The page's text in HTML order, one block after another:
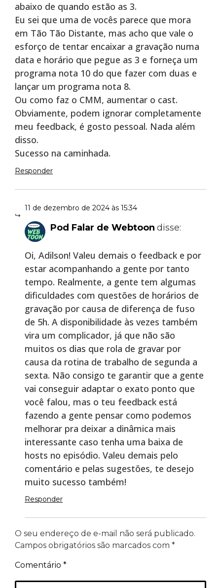
abaixo de quando estão as 3.
Eu sei que uma de vocês parece que mora
em Tão Tão Distante, mas acho que vale o
esforço de tentar encaixar a gravação numa
data e horário que pegue as 3 e forneça um
programa nota 10 do que fazer com duas e
lançar um programa nota 8.
Ou como faz o CMM, aumentar o cast.
Obviamente, podem ignorar completamente
meu feedback, é gosto pessoal. Nada além
disso.
Sucesso na caminhada.
Responder
Pod Falar de Webtoon disse:
11 de dezembro de 2024 às 15:34
Oi, Adilson! Valeu demais o feedback e por
estar acompanhando a gente por tanto
tempo. Realmente, a gente tem algumas
dificuldades com questões de horários de
gravação por causa de diferença de fuso
de 5h. A disponibilidade às vezes também
vira um complicador, já que não são
muitos os dias que rola de gravar por
causa da rotina de trabalho de segunda a
sexta. Não consigo te garantir que a gente
vai conseguir adaptar o exato ponto que
você falou, mas o teu feedback está
fazendo a gente pensar como podemos
melhorar pra deixar a dinâmica mais
interessante caso tenha uma baixa de
hosts no episódio. Valeu demais pelo
comentário e pelas sugestões, te desejo
muito sucesso também!
Responder
O seu endereço de e-mail não será publicado.
Campos obrigatórios são marcados com *
Comentário *